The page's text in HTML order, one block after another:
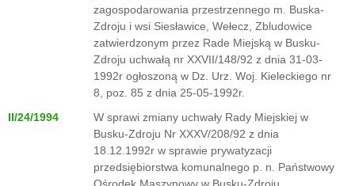
zagospodarowania przestrzennego m. Buska-
Zdroju i wsi Siesławice, Wełecz, Zbludowice
zatwierdzonym przez Rade Miejską w Busku-
Zdroju uchwałą nr XXVII/148/92 z dnia 31-03-
1992r ogłoszoną w Dz. Urz. Woj. Kieleckiego nr
8, poz. 85 z dnia 25-05-1992r.
II/24/1994
W sprawi zmiany uchwały Rady Miejskiej w
Busku-Zdroju Nr XXXV/208/92 z dnia
18.12.1992r w sprawie prywatyzacji
przedsiębiorstwa komunalnego p. n. Państwowy